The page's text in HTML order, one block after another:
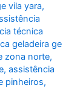
vila yara,
técnica
geladeira ge
zona norte,
,assistência
pinheiros,